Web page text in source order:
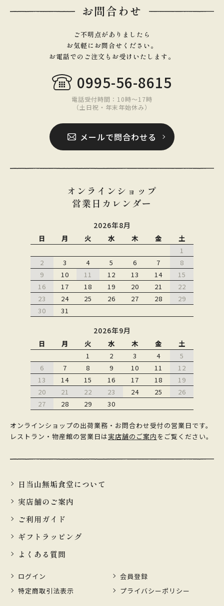
お問合わせ
ご不明点がありましたら
お気軽にお問合せください。
お電話でのご注文もお受けいたします。
0995-56-8615
電話受付時間：10時〜17時
（土日祝・年末年始休み）
メールで問合わせる
オンラインショップ
営業日カレンダー
2026年8月
日 月 火 水 木 金
土
1
2
3 4 5 6 7
8
9
10 11 12 13 14
15
16
17 18 19 20 21
22
23
24 25 26 27 28
29
30
31
2026年9月
日 月 火 水 木 金
土
1
2 3 4
5
6
7 8 9 10 11
12
13
14 15 16 17 18
19
20
21 22 23 24 25
26
27
28 29 30
オンラインショップの出荷業務・お問合わせ受付の営業日です。
レストラン・物産館の営業日は実店舗のご案内 をご覧ください。
日当山無垢食堂について
実店舗のご案内
ご利用ガイド
ギフトラッピング
よくある質問
ログイン
会員登録
特定商取引法表示
プライバシーポリシー